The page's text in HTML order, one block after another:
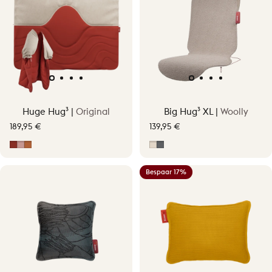
Huge Hug³ | Original
189,95 €
Big Hug³ XL | Woolly
139,95 €
Bespaar 17%